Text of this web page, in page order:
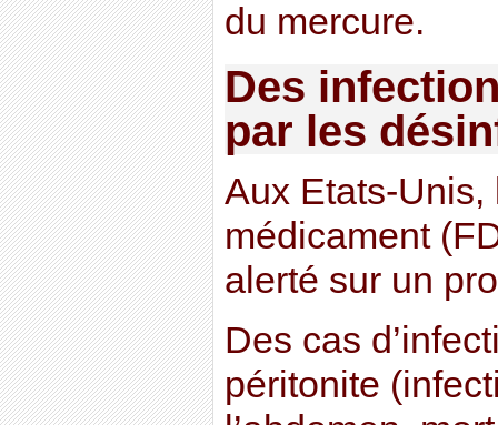
du mercure.
Des
par les
Aux Etats-Unis,
médicament
alerté sur un
Des cas
péritonite